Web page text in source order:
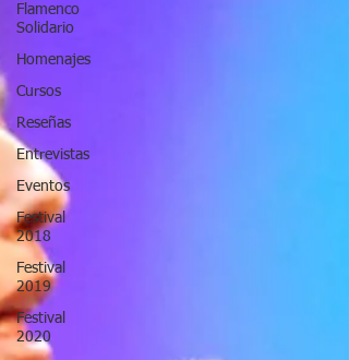
Flamenco
Solidario
Homenajes
Cursos
Reseñas
Entrevistas
Eventos
Festival
2018
Festival
2019
Festival
2020